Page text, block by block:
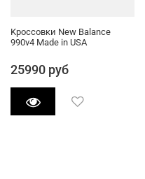
Kроссовки New Balance
990v4 Made in USA
25990 руб